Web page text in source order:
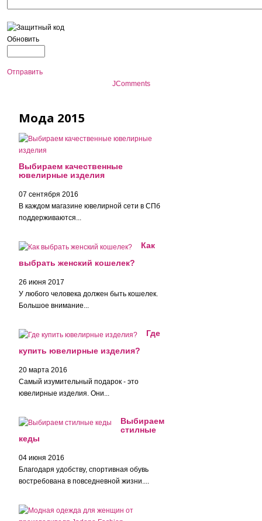
Обновить
Отправить
JComments
Мода 2015
Выбираем качественные
ювелирные изделия
07 сентября 2016
В каждом магазине ювелирной сети в СПб
поддерживаются...
Как
выбрать женский кошелек?
26 июня 2017
У любого человека должен быть кошелек.
Большое внимание...
Где
купить ювелирные изделия?
20 марта 2016
Самый изумительный подарок - это
ювелирные изделия. Они...
Выбираем
стилные
кеды
04 июня 2016
Благодаря удобству, спортивная обувь
востребована в повседневной жизни....